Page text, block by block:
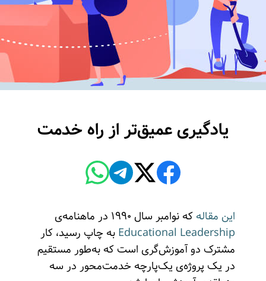
یادگیری عمیق‌تر از راه خدمت
این مقاله که نوامبر سال ۱۹۹۰ در ماهنامه‌ی
Educational Leadership به چاپ رسید، کار
مشترک دو آموزش‌گری‌ است که به‌طور مستقیم
در یک پروژه‌ی یک‌پارچه خدمت‌محور در سه